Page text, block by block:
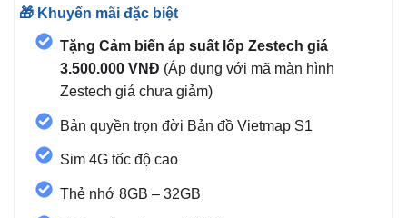
🎁 Khuyến mãi đặc biệt
Tặng Cảm biến áp suất lốp Zestech giá
3.500.000 VNĐ (Áp dụng với mã màn hình
Zestech giá chưa giảm)
Bản quyền trọn đời Bản đồ Vietmap S1
Sim 4G tốc độ cao
Thẻ nhớ 8GB – 32GB